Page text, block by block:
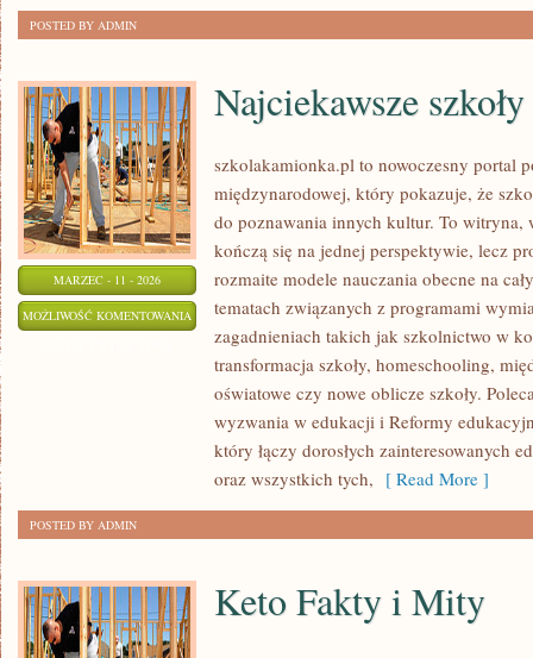
POSTED BY ADMIN
MARZEC - 11 - 2026
MOŻLIWOŚĆ KOMENTOWANIA NAJCIEKAWSZE
SZKOŁY
ŚWIATA
Najciekawsze
szkolakamionka.pl to nowoczesny portal
międzynarodowej, który pokazuje, że
do poznawania innych kultur. To
kończą się na jednej perspektywie, lecz
rozmaite modele nauczania obecne na
tematach związanych z programami
zagadnieniach takich jak szkolnictwo w
transformacja szkoły, homeschooling,
oświatowe czy nowe oblicze szkoły.
wyzwania w edukacji i Reformy
który łączy dorosłych zainteresowanych
oraz wszystkich tych, [ Read More ]
POSTED BY ADMIN
Keto Fakty i Mity